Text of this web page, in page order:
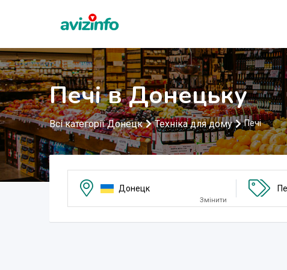
Печі в Донецьку
Всі категорії Донецк Техніка для дому Печі
Донецк
Змінити